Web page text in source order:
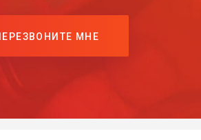
МНЕ